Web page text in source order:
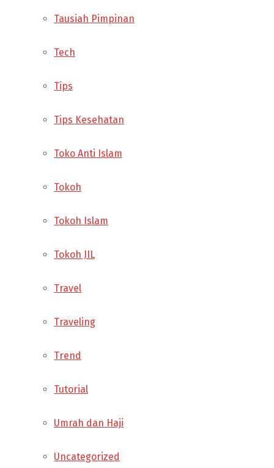
Tausiah Pimpinan
Tech
Tips
Tips Kesehatan
Toko Anti Islam
Tokoh
Tokoh Islam
Tokoh JIL
Travel
Traveling
Trend
Tutorial
Umrah dan Haji
Uncategorized